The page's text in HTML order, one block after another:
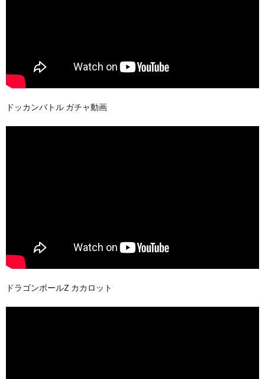
ドッカンバトル ガチャ動画
ドラゴンボールZ カカロット